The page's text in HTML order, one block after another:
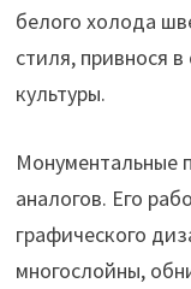
белого холода
стиля, привнося
культуры.
Монументальные
аналогов. Его
графического
многослойны,